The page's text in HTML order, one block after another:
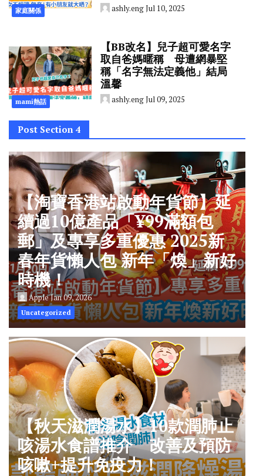
家庭關係 ashly.engJul 10, 2025
mami熱話
【BB改名】兒子超可愛名字
取自爸媽暱稱 母遭網暴堅
稱「名字無法定義他」結局
溫馨
ashly.engJul 09, 2025
Post Section 4
【淘寶香港站啟動年貨節】延
續過10億產品「¥99滿額包
郵」及專享多重優惠 2025新
春年貨懶人包 新年「煥」新好
時機！
AppleJan 09, 2026
Uncategorized
【秋天滋潤湯水】10款潤肺止
咳湯水食譜推介 改善及預防
咳嗽+提升免疫力！